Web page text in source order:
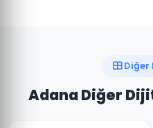
Diğer
Adana Diğer